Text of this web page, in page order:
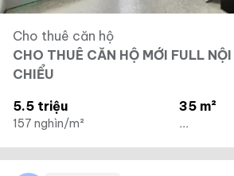
Cho thuê căn hộ
CHO THUÊ CĂN HỘ MỚI FULL
CHIỂU
5.5 triệu
157 nghìn/m²
35 m²
...